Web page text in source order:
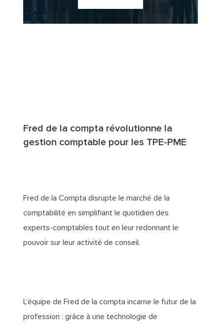
Fred de la compta révolutionne la
gestion comptable pour les TPE-PME
Fred de la Compta disrupte le marché de la
comptabilité en simplifiant le quotidien des
experts-comptables tout en leur redonnant le
pouvoir sur leur activité de conseil.
L’équipe de Fred de la compta incarne le futur de la
profession : grâce à une technologie de